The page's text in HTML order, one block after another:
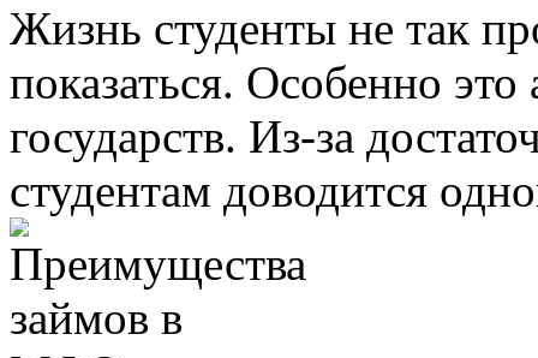
Жизнь студенты не так
показаться. Особенно это
государств. Из-за
студентам доводится